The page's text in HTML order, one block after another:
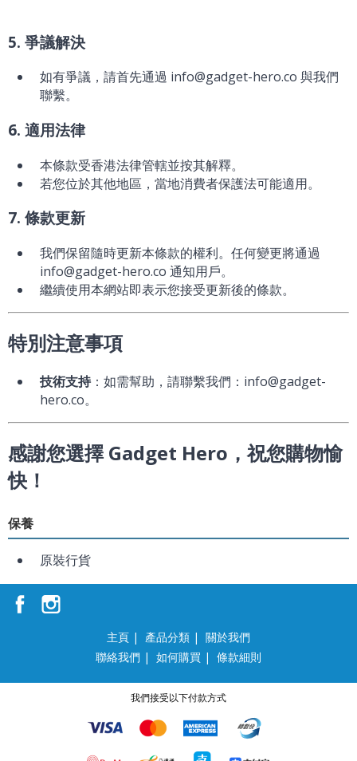
5. 爭議解決
如有爭議，請首先通過 info@gadget-hero.co 與我們
聯繫。
6. 適用法律
本條款受香港法律管轄並按其解釋。
若您位於其他地區，當地消費者保護法可能適用。
7. 條款更新
我們保留隨時更新本條款的權利。任何變更將通過
info@gadget-hero.co 通知用戶。
繼續使用本網站即表示您接受更新後的條款。
特別注意事項
技術支持：如需幫助，請聯繫我們：info@gadget-
hero.co。
感謝您選擇 Gadget Hero，祝您購物愉
快！
保養
原裝行貨
主頁 | 產品分類 | 關於我們
聯絡我們 | 如何購買 | 條款細則
我們接受以下付款方式